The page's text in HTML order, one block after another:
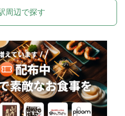
周辺で探す